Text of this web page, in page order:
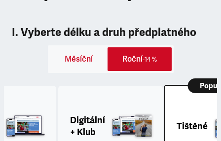
I. Vyberte délku a druh předplatného
Měsíční Roční-14 %
Digitální
+ Klub
Tištěné